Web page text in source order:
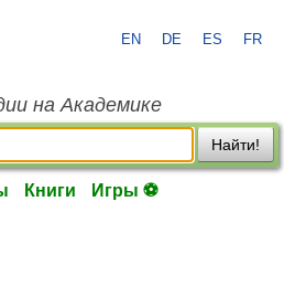
EN DE ES FR
на Академике
Найти!
Книги Игры ⚽